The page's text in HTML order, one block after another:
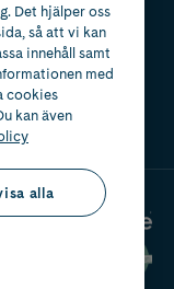
2024
Det hjälper oss
så att vi kan
innehåll samt
med
cookies
kan även
alla